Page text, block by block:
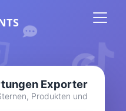
Exporter
Produkten und